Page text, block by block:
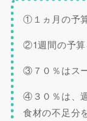
①１ヵ月の予
②1週間の予算
③７０％はス
④３０％は、
食材の不足分